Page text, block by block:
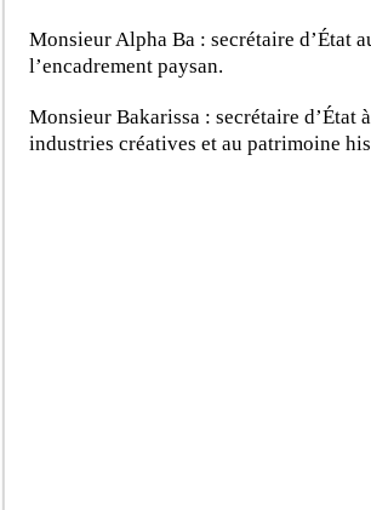
Monsieur Alpha Ba : secrétaire d’État
l’encadrement paysan.
Monsieur Bakarissa : secrétaire d’État
industries créatives et au patrimoine